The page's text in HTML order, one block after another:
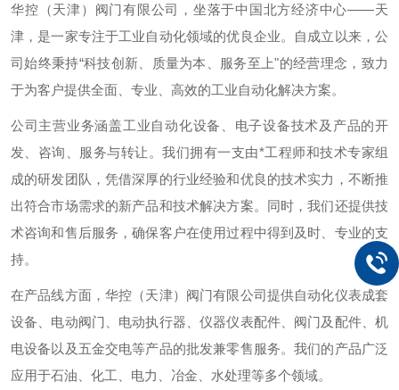
华控（天津）阀门有限公司，坐落于中国北方经济中心——天
津，是一家专注于工业自动化领域的优良企业。自成立以来，公
司始终秉持“科技创新、质量为本、服务至上"的经营理念，致力
于为客户提供全面、专业、高效的工业自动化解决方案。
公司主营业务涵盖工业自动化设备、电子设备技术及产品的开
发、咨询、服务与转让。我们拥有一支由*工程师和技术专家组
成的研发团队，凭借深厚的行业经验和优良的技术实力，不断推
出符合市场需求的新产品和技术解决方案。同时，我们还提供技
术咨询和售后服务，确保客户在使用过程中得到及时、专业的支
持。
在产品线方面，华控（天津）阀门有限公司提供自动化仪表成套
设备、电动阀门、电动执行器、仪器仪表配件、阀门及配件、机
电设备以及五金交电等产品的批发兼零售服务。我们的产品广泛
应用于石油、化工、电力、冶金、水处理等多个领域。